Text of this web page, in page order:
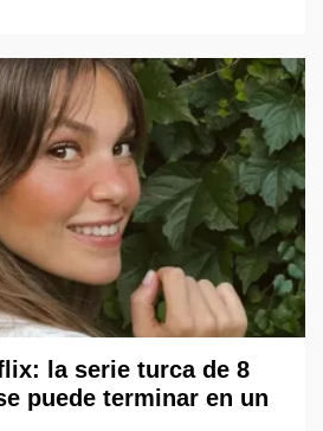
la serie turca de 8
puede terminar en un